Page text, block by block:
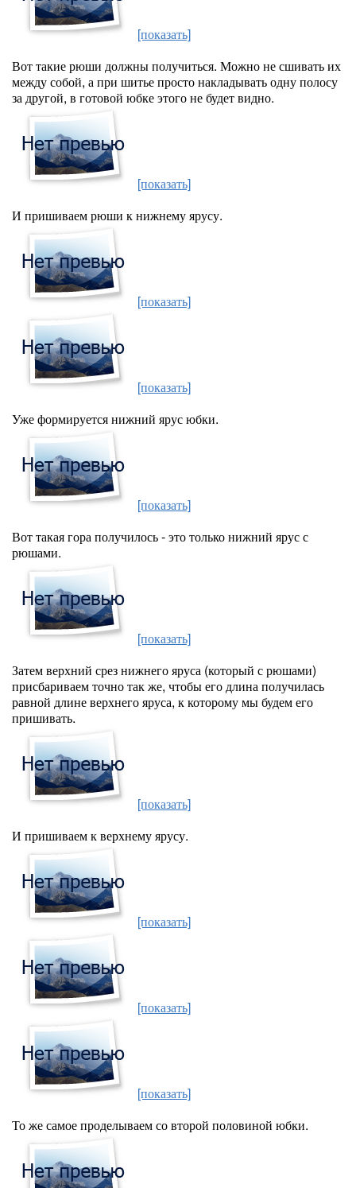
[показать]
Вот такие рюши должны получиться. Можно не сшивать их
между собой, а при шитье просто накладывать одну полосу
за другой, в готовой юбке этого не будет видно.
[показать]
И пришиваем рюши к нижнему ярусу.
[показать]
[показать]
Уже формируется нижний ярус юбки.
[показать]
Вот такая гора получилось - это только нижний ярус с
рюшами.
[показать]
Затем верхний срез нижнего яруса (который с рюшами)
присбариваем точно так же, чтобы его длина получилась
равной длине верхнего яруса, к которому мы будем его
пришивать.
[показать]
И пришиваем к верхнему ярусу.
[показать]
[показать]
[показать]
То же самое проделываем со второй половиной юбки.